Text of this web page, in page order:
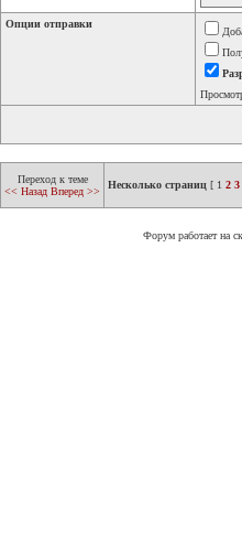
Опции отправки
Переход к теме
<< Назад Вперед >>
Несколько страниц [ 1 2 3
Форум работает на